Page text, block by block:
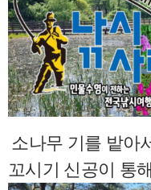
소나무 기를 밭아
꼬시기 신공이 통